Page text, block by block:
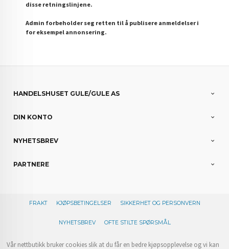
disse retningslinjene.
Admin forbeholder seg retten til å publisere anmeldelser i
for eksempel annonsering.
HANDELSHUSET GULE/GULE AS
DIN KONTO
NYHETSBREV
PARTNERE
FRAKT KJØPSBETINGELSER SIKKERHET OG PERSONVERN
NYHETSBREV OFTE STILTE SPØRSMÅL
Vår nettbutikk bruker cookies slik at du får en bedre kjøpsopplevelse og vi kan